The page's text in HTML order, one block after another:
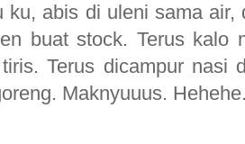
ku, abis di uleni sama
buat stock. Terus kalo
Terus dicampur nasi
Maknyuuus.